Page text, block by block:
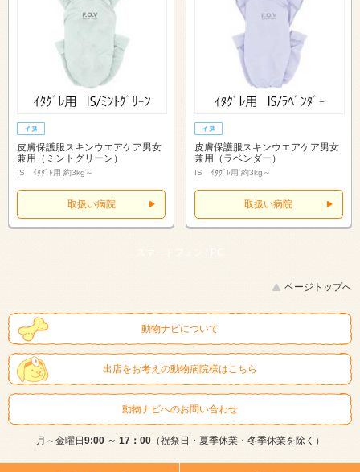
皮膚保護服スキンウエアケア男女
兼用（ミントグリーン）
IS ｲﾀｸﾞﾚ用 約3kg～
取扱い病院
皮膚保護服スキンウエアケア男女
兼用（ラベンダー）
IS ｲﾀｸﾞﾚ用 約3kg～
取扱い病院
スマートフォン | PC
ページトップへ
動物ナビについて
出店をお考えの動物病院様はこちら
動物ナビへのお問い合わせ
月～金曜日9:00 ～ 17：00（祝祭日・夏季休業・冬季休業を除く）